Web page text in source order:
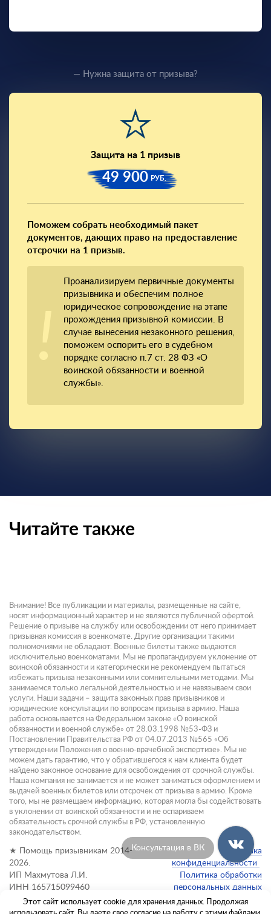
— Нужна защита от призыва?
Защита на 1 призыв
49 900 РУБ.
Поможем собрать необходимый пакет
документов, дающих право на предоставление
отсрочки на 1 призыв.
Проанализируем первичные документы
призывника и обеспечим полное
юридическое сопровождение на этапе
прохождения призывной комиссии. В
случае вынесения незаконного решения,
поможем оспорить его в судебном
порядке согласно п.7 ст. 28 ФЗ «О
воинской обязанности и военной
службы».
Читайте также
Консультация в Max
Внимание! Все публикации и материалы, размещенные на сайте,
носят информационный характер и не являются публичной офертой.
Решение о призыве на службу или освобождении от него принимает
призывная комиссия в военкомате. Другие организации такими
полномочиями не обладают. Военные билеты также выдаются
исключительно военкоматами. Мы не пропагандируем уклонение от
воинской обязанности и категорически не рекомендуем пытаться
избежать призыва незаконными или сомнительными методами. Мы
занимаемся только легальной деятельностью и не навязываем свои
услуги. Наши задачи – защита законных прав призывников и
юридические консультации по вопросам призыва в армию. Наша
работа основывается на Федеральном законе «О воинской
обязанности и военной службе» от 28.03.1998 №53-ФЗ и
Постановлении Правительства РФ от 04.07.2013 №565 «Об
утверждении Положения о военно-врачебной экспертизе». Мы не
можем дать гарантию, что у обратившегося к нам клиента будет
найдено законное основание для освобождения от срочной службы.
Наша компания не занимается и не может заниматься оформлением и
выдачей военных билетов или отсрочек от призыва в армию. Кроме
того, мы не размещаем информацию, которая могла бы содействовать
в уклонении от воинской обязанности и не оспариваем
обязательность срочной службы в РФ, установленную
законодательством.
★ Помощь призывникам 2014-
2026.
ИП Махмутова Л.И.
ИНН 165715099460
Политика
конфиденциальности
Политика обработки
персональных данных
Администратор сайта:
Этот сайт использует cookie для хранения данных. Продолжая